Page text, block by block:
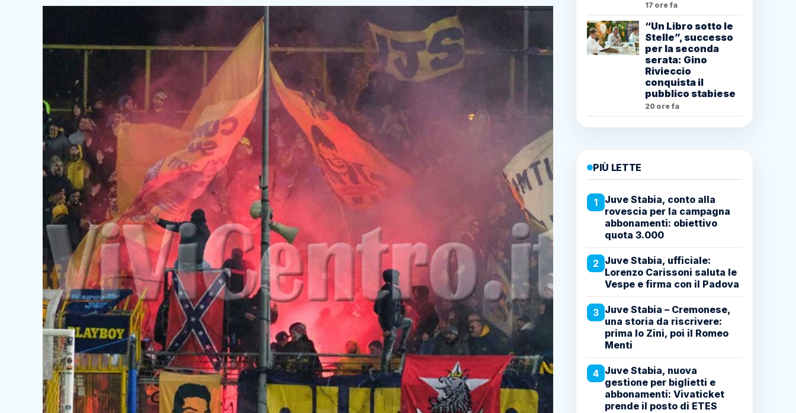
17 ore fa
“Un Libro sotto le
Stelle”, successo
per la seconda
serata: Gino
Rivieccio
conquista il
pubblico stabiese
20 ore fa
PIÙ LETTE
1
Juve Stabia, conto alla
rovescia per la campagna
abbonamenti: obiettivo
quota 3.000
2 Juve Stabia, ufficiale:
Lorenzo Carissoni saluta le
Vespe e firma con il Padova
3 Juve Stabia – Cremonese,
una storia da riscrivere:
prima lo Zini, poi il Romeo
Menti
4 Juve Stabia, nuova
gestione per biglietti e
abbonamenti: Vivaticket
prende il posto di ETES